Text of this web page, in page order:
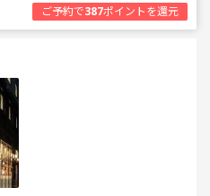
ご予約で387ポイントを還元